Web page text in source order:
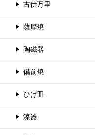
古伊万里
薩摩焼
陶磁器
備前焼
ひげ皿
漆器